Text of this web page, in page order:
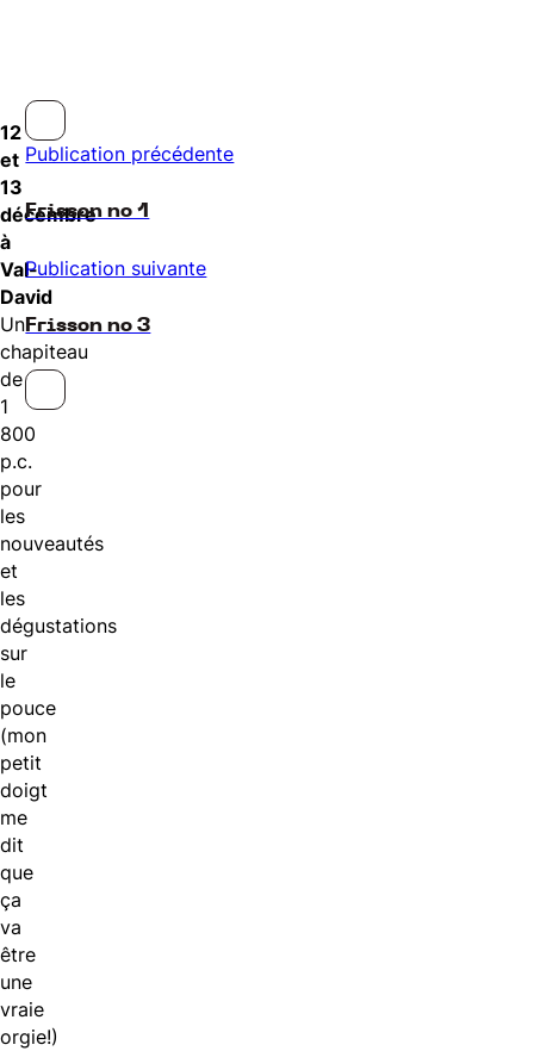
12
et
13
décembre
à
Val-
David
Un
chapiteau
de
1
800
p.c.
pour
les
nouveautés
et
les
dégustations
sur
le
pouce
(mon
petit
doigt
me
dit
que
ça
va
être
une
vraie
orgie!)
Publication précédente
Frisson no 1
Publication suivante
Frisson no 3